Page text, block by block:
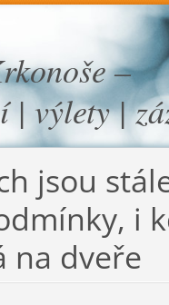
–
| výlety |
jsou
i
na dveře